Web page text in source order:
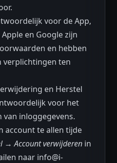
voor de App,
en Google zijn
en hebben
verplichtingen ten
en Herstel
voor het
inloggegevens.
account te allen tijde
→ Account verwijderen in
naar info@i-